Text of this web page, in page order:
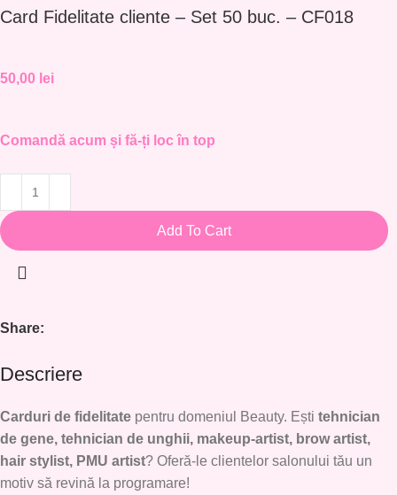
Card Fidelitate cliente – Set 50 buc. – CF018
50,00 lei
Comandă acum și fă-ți loc în top
Add To Cart
Share:
Descriere
Carduri de fidelitate pentru domeniul Beauty. Ești tehnician
de gene, tehnician de unghii, makeup-artist, brow artist,
hair stylist, PMU artist? Oferă-le clientelor salonului tău un
motiv să revină la programare!